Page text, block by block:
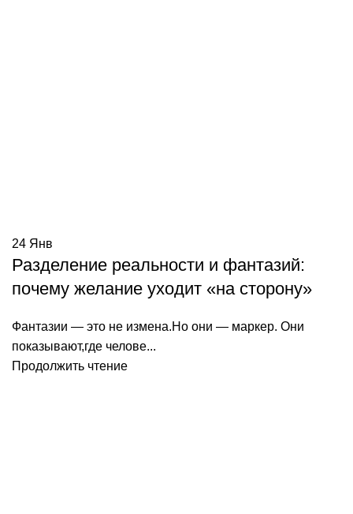
24 Янв
Разделение реальности и фантазий:
почему желание уходит «на сторону»
Фантазии — это не измена.Но они — маркер. Они
показывают,где челове...
Продолжить чтение